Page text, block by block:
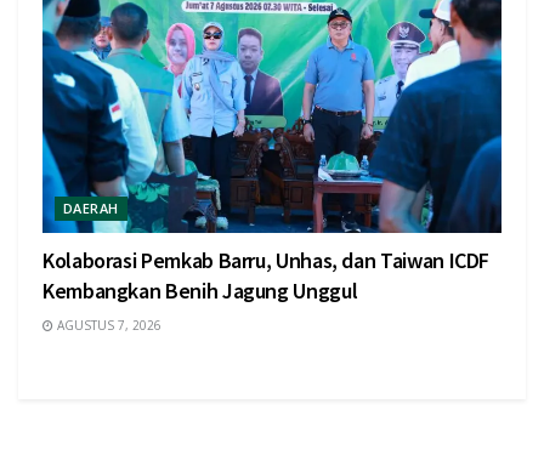
DAERAH
Kolaborasi Pemkab Barru, Unhas, dan Taiwan ICDF
Kembangkan Benih Jagung Unggul
AGUSTUS 7, 2026